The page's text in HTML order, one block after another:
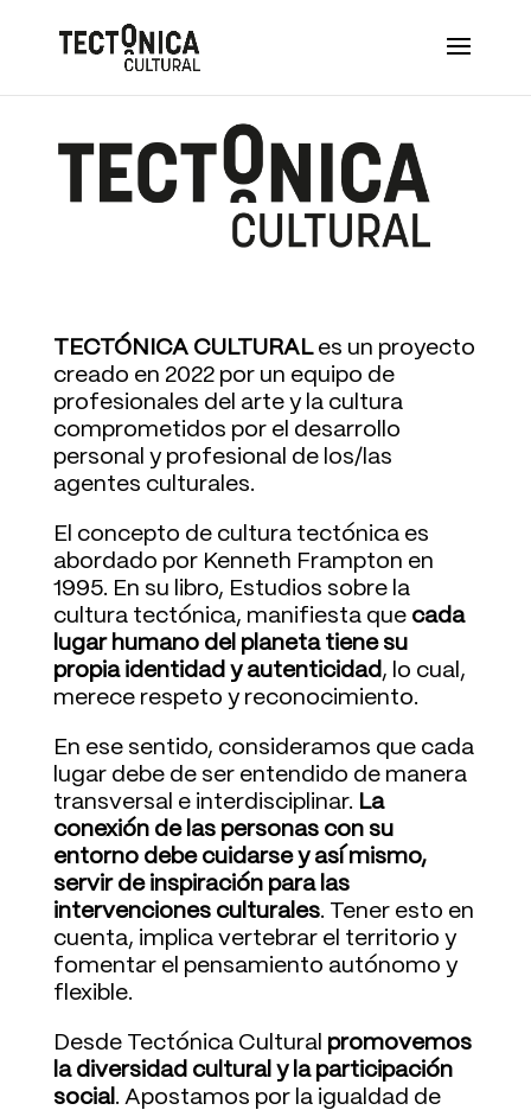
TECTÓNICA CULTURALes un proyecto
creado en 2022 por un equipo de
profesionales del arte y la cultura
comprometidos por el desarrollo
personal y profesional de los/las
agentes culturales.
El concepto de cultura tectónica es
abordado por Kenneth Frampton en
1995. En su libro, Estudios sobre la
cultura tectónica, manifiesta que cada
lugar humano del planeta tiene su
propia identidad y autenticidad, lo cual,
merece respeto y reconocimiento.
En ese sentido, consideramos que cada
lugar debe de ser entendido de manera
transversal e interdisciplinar. La
conexión de las personas con su
entorno debe cuidarse y así mismo,
servir de inspiración para las
intervenciones culturales. Tener esto en
cuenta, implica vertebrar el territorio y
fomentar el pensamiento autónomo y
flexible.
Desde Tectónica Cultural promovemos
la diversidad cultural y la participación
social . Apostamos por la igualdad de